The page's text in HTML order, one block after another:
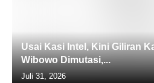
Usai Kasi Intel, Kini Giliran
Wibowo Dimutasi,...
Juli 31, 2026